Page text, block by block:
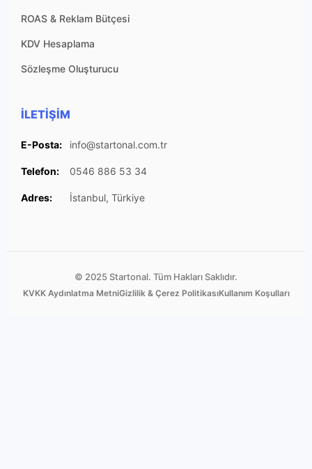
ROAS & Reklam Bütçesi
KDV Hesaplama
Sözleşme Oluşturucu
İLETIŞIM
E-Posta: info@startonal.com.tr
Telefon: 0546 886 53 34
Adres: İstanbul, Türkiye
© 2025 Startonal. Tüm Hakları Saklıdır.
KVKK Aydınlatma MetniGizlilik & Çerez PolitikasıKullanım Koşulları